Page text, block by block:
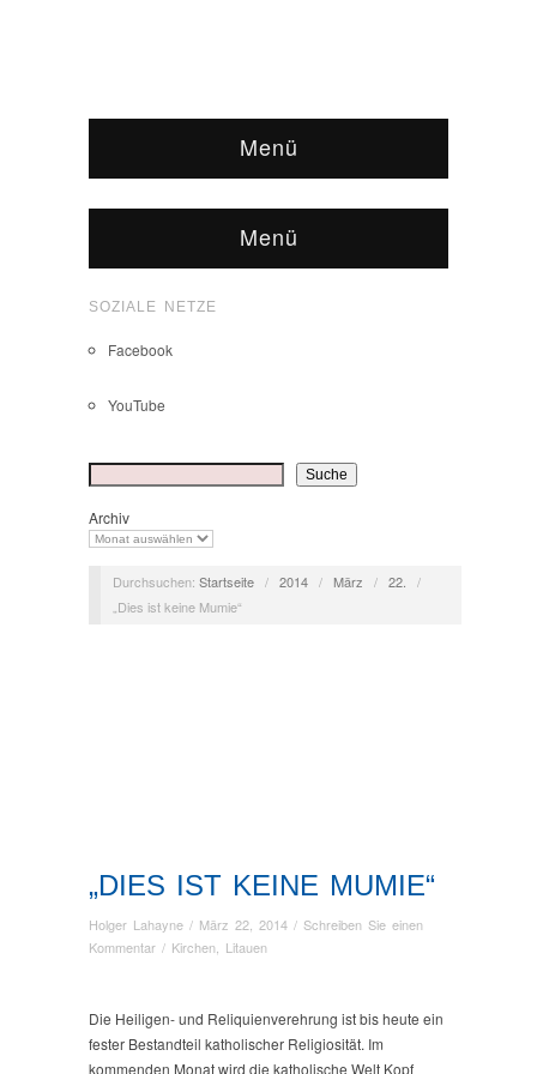
Menü
Menü
SOZIALE NETZE
Facebook
YouTube
Suchen Suche
Archiv
Durchsuchen: Startseite / 2014 / März / 22.
/
„Dies ist keine Mumie“
„DIES IST KEINE MUMIE“
Holger Lahayne / März 22, 2014 / Schreiben Sie einen
Kommentar / Kirchen Litauen
Die Heiligen- und Reliquienverehrung ist bis heute ein
fester Bestandteil katholischer Religiosität. Im
kommenden Monat wird die katholische Welt Kopf